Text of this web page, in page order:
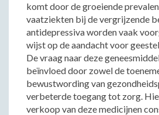
komt door de groeiende
vaatziekten bij de vergrijzende
antidepressiva worden vaak
wijst op de aandacht voor
De vraag naar deze
beïnvloed door zowel de
bewustwording van
verbeterde toegang tot zorg.
verkoop van deze medicijnen